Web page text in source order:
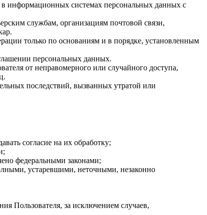
в информационных системах персональных данных с
службам, организациям почтовой связи,
только по основаниям и в порядке, установленным
персональных данных.
от неправомерного или случайного доступа,
последствий, вызванных утратой или
согласие на их обработку;
федеральными законами;
устаревшими, неточными, незаконно
Пользователя, за исключением случаев,